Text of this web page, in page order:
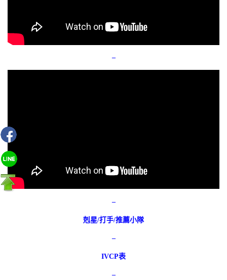
–
–
剋星/打手/推薦小隊
–
IVCP表
–